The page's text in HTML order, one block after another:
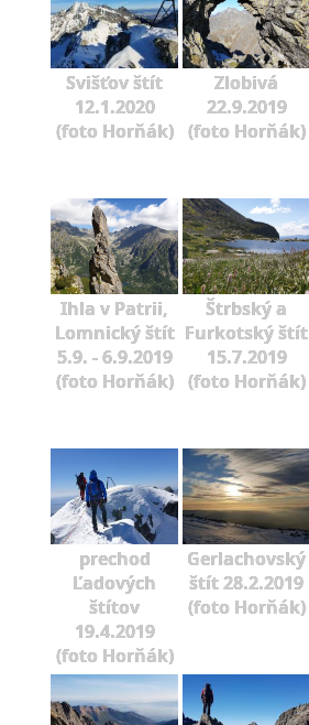
Svišťov štít
12.1.2020
(foto Horňák)
Zlobivá
22.9.2019
(foto Horňák)
Ihla v Patrii,
Lomnický štít
5.9. - 6.9.2019
(foto Horňák)
Štrbský a
Furkotský štít
15.7.2019
(foto Horňák)
prechod
Ľadových
štítov
19.4.2019
(foto Horňák)
Gerlachovský
štít 28.2.2019
(foto Horňák)